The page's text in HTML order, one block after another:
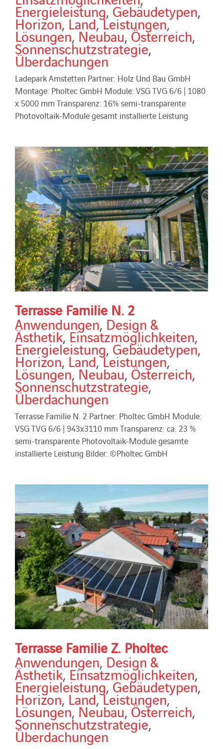
Energieleistung,Gebäudetypen,
Horizon,Land,Leistungen,
Lösungen,Neubau,Österreich,
Sonnenschutzstrategie,
Überdachungen
Ladepark Amstetten Partner: Holz Und Bau GmbH
Montage: Pholtec GmbH Module: VSG TVG 6/6 | 1080
x 5000 mm Transparenz: 16% semi-transparente
Photovoltaik-Module gesamt installierte Leistung
Terrasse Familie N. 2
Anwendungen, Design &
Ästhetik,Einsatzmöglichkeiten,
Energieleistung,Gebäudetypen,
Horizon,Land,Leistungen,
Lösungen,Neubau,Österreich,
Sonnenschutzstrategie,
Überdachungen
Terrasse Familie N. 2 Partner: Pholtec GmbH Module:
VSG TVG 6/6 | 943x3110 mm Transparenz: ca. 23 %
semi-transparente Photovoltaik-Module gesamte
installierte Leistung Bilder: ©Pholtec GmbH
Terrasse Familie Z. Pholtec
Anwendungen, Design &
Ästhetik,Einsatzmöglichkeiten,
Energieleistung,Gebäudetypen,
Horizon,Land,Leistungen,
Lösungen,Neubau,Österreich,
Sonnenschutzstrategie,
Überdachungen